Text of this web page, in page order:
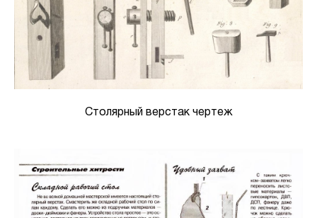
Столярный верстак чертеж